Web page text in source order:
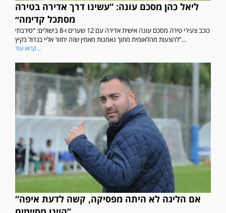
ליאל כהן מסכם עונה: “עשינו דרך אדירה בטירה
מסתכל קדימה״
כוכב צעירי טירה מסכם עונה אישית אדירה עם 12 שערים ו-8 בישולים: “סירבתי
להצעות מהלאומית מתוך נאמנות מאמין שזה יחזור אליי בגדול בקיץ”...
קראו עוד...
“אם הליגה לא היתה מפסיקה, קשה לדעת איפה